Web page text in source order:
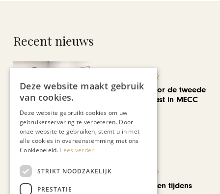
Recent nieuws
KUNST & CULTUUR
EuropArtFair voor de tweede
keer op rij te gast in MECC
KUNST & CULTUUR
Wereldse beelden tijdens
Deze website maakt gebruik
van cookies.
Deze website gebruikt cookies om uw
gebruikerservaring te verbeteren. Door
onze website te gebruiken, stemt u in met
alle cookies in overeenstemming met ons
Cookiebeleid. Lees verder
STRIKT NOODZAKELIJK
PRESTATIE